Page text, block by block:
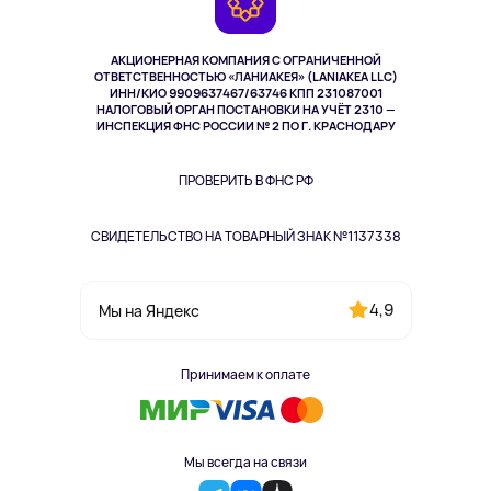
АКЦИОНЕРНАЯ КОМПАНИЯ С ОГРАНИЧЕННОЙ
ОТВЕТСТВЕННОСТЬЮ «ЛАНИАКЕЯ» (LANIAKEA LLC)
ИНН/КИО 9909637467/63746 КПП 231087001
НАЛОГОВЫЙ ОРГАН ПОСТАНОВКИ НА УЧЁТ 2310 —
ИНСПЕКЦИЯ ФНС РОССИИ № 2 ПО Г. КРАСНОДАРУ
ПРОВЕРИТЬ В ФНС РФ
СВИДЕТЕЛЬСТВО НА ТОВАРНЫЙ ЗНАК №1137338
Мы на Яндекс 4,9
Принимаем к оплате
Мы всегда на связи
Здоровье питомцев
Одежда и аксессуары